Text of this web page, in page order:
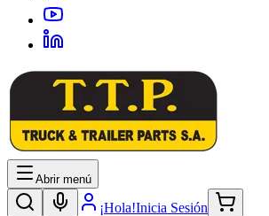
Abrir menú
¡Hola!Inicia Sesión